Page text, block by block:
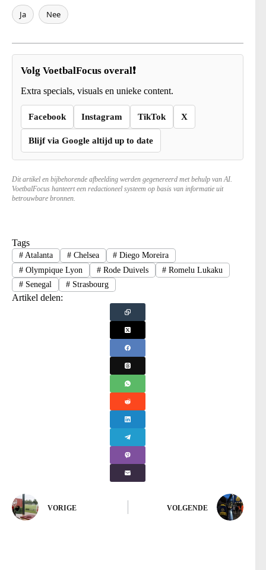
Ja Nee
Volg VoetbalFocus overal❗
Extra specials, visuals en unieke content.
Facebook Instagram TikTok X
Blijf via Google altijd up to date
Dit artikel en bijbehorende afbeelding werden gegenereerd met behulp van AI.
VoetbalFocus hanteert een redactioneel systeem op basis van informatie uit
betrouwbare bronnen.
Tags
#Atalanta #Chelsea # Diego Moreira
#Olympique Lyon #Rode Duivels # Romelu Lukaku
#Senegal #Strasbourg
Artikel delen:
VORIGE VOLGENDE